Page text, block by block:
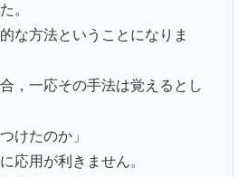
。
な方法ということになりま
，一応その手法は覚えるとし
けたのか」
応用が利きません。